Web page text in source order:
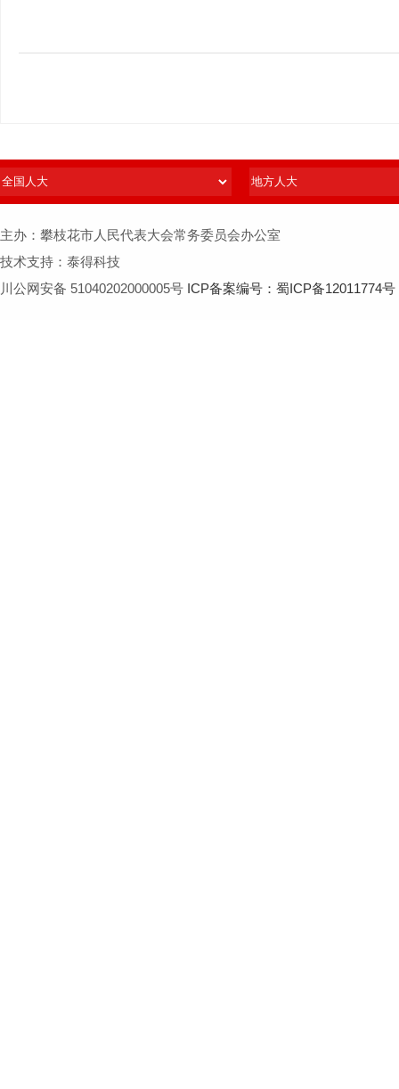
主办：攀枝花市人民代表大会常务委员会办公室
技术支持：泰得科技
川公网安备 51040202000005号 ICP备案编号：蜀ICP备12011774号